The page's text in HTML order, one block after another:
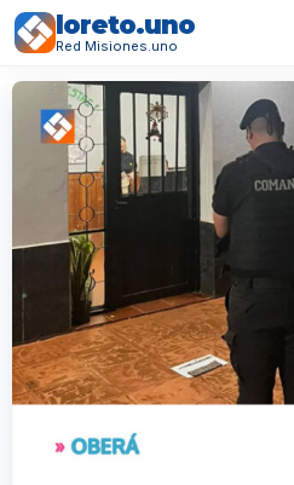
loreto.uno
Red Misiones.uno